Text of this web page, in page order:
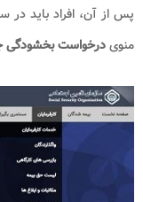
پس از آن، افراد باید در
منویدرخواست بخشودگی